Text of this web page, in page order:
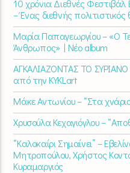
10 χρόνια Διεθνές
– Ένας διεθνής
Μαρία Παπαγεωργίου – «Ο
Άνθρωπος» | Νέο album
ΑΓΚΑΛΙΑΖΟΝΤΑΣ ΤΟ ΣΥΡΙΑΝΟ
από την KYKLart
Μάκε Αντωνίου – “Στα
Χρυσούλα Κεχαγιόγλου –
“Καλοκαίρι Σημαίνει” –
Μητροπούλου, Χρήστος
Κυραμαργιός